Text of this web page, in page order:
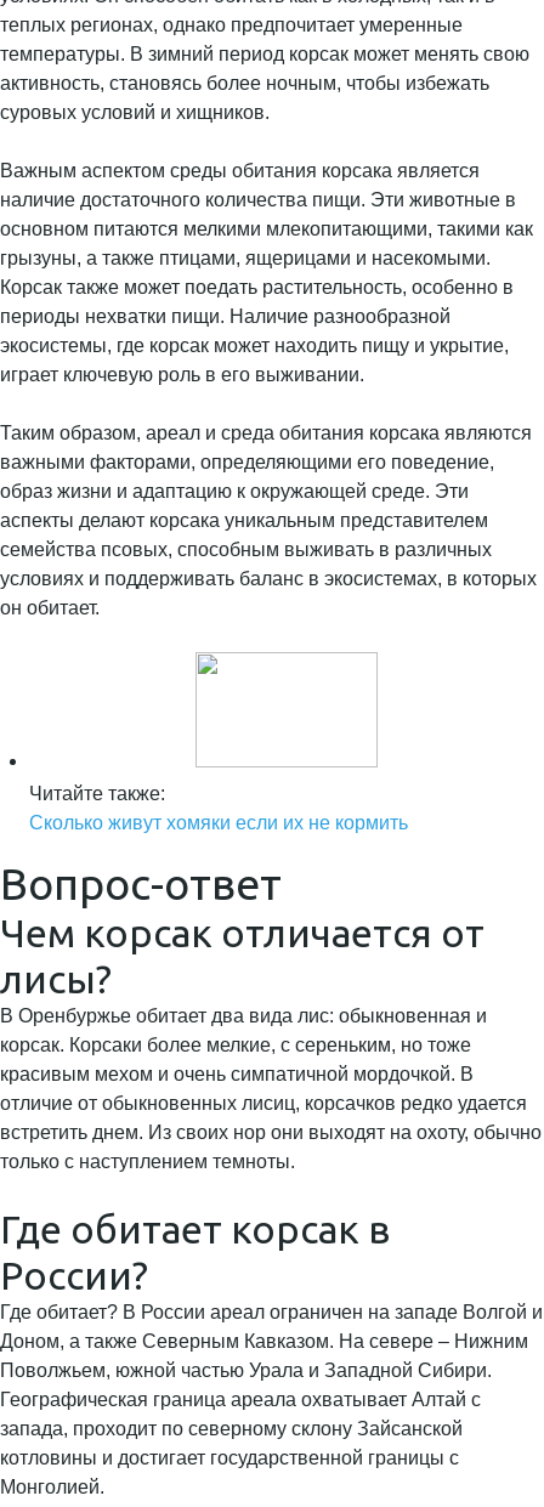
теплых регионах, однако предпочитает умеренные
температуры. В зимний период корсак может менять свою
активность, становясь более ночным, чтобы избежать
суровых условий и хищников.
Важным аспектом среды обитания корсака является
наличие достаточного количества пищи. Эти животные в
основном питаются мелкими млекопитающими, такими как
грызуны, а также птицами, ящерицами и насекомыми.
Корсак также может поедать растительность, особенно в
периоды нехватки пищи. Наличие разнообразной
экосистемы, где корсак может находить пищу и укрытие,
играет ключевую роль в его выживании.
Таким образом, ареал и среда обитания корсака являются
важными факторами, определяющими его поведение,
образ жизни и адаптацию к окружающей среде. Эти
аспекты делают корсака уникальным представителем
семейства псовых, способным выживать в различных
условиях и поддерживать баланс в экосистемах, в которых
он обитает.
Читайте также:
Сколько живут хомяки если их не кормить
Вопрос-ответ
Чем корсак отличается от
лисы?
В Оренбуржье обитает два вида лис: обыкновенная и
корсак. Корсаки более мелкие, с сереньким, но тоже
красивым мехом и очень симпатичной мордочкой. В
отличие от обыкновенных лисиц, корсачков редко удается
встретить днем. Из своих нор они выходят на охоту, обычно
только с наступлением темноты.
Где обитает корсак в
России?
Где обитает? В России ареал ограничен на западе Волгой и
Доном, а также Северным Кавказом. На севере – Нижним
Поволжьем, южной частью Урала и Западной Сибири.
Географическая граница ареала охватывает Алтай с
запада, проходит по северному склону Зайсанской
котловины и достигает государственной границы с
Монголией.